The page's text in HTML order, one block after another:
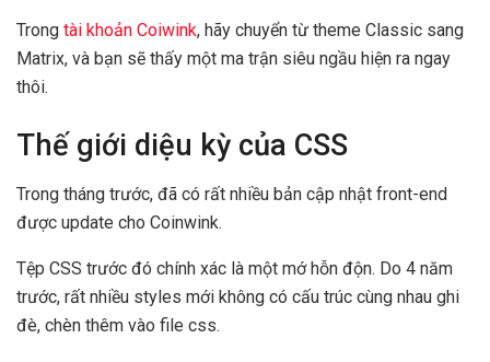
Trong tài khoản Coiwink, hãy chuyển từ theme Classic sang
Matrix, và bạn sẽ thấy một ma trận siêu ngầu hiện ra ngay
thôi.
Thế giới diệu kỳ của CSS
Trong tháng trước, đã có rất nhiều bản cập nhật front-end
được update cho Coinwink.
Tệp CSS trước đó chính xác là một mớ hỗn độn. Do 4 năm
trước, rất nhiều styles mới không có cấu trúc cùng nhau ghi
đè, chèn thêm vào file css.